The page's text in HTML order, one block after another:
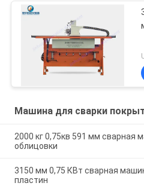
Машина для сварки
2000 кг 0,75кв 591 мм сварная
облицовки
3150 мм 0,75 КВт сварная
пластин